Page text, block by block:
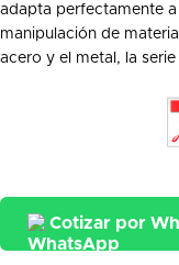
adapta perfectamente
manipulación de
acero y el metal, la
Cotizar por